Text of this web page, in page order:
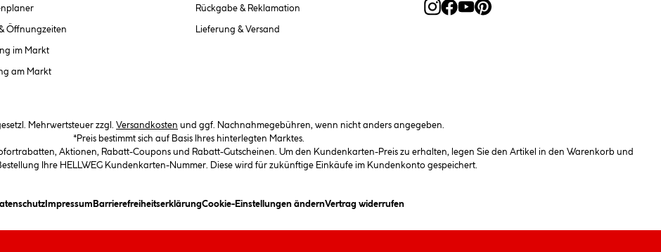
Öffnungzeiten
im Markt
am Markt
Rückgabe & Reklamation
Lieferung & Versand
Mehrwertsteuer zzgl. Versandkosten und ggf. Nachnahmegebühren, wenn nicht anders angegeben.
*Preis bestimmt sich auf Basis Ihres hinterlegten Marktes.
Aktionen, Rabatt-Coupons und Rabatt-Gutscheinen. Um den Kundenkarten-Preis zu erhalten, legen Sie den Artikel in den Warenkorb und
Ihre HELLWEG Kundenkarten-Nummer. Diese wird für zukünftige Einkäufe im Kundenkonto gespeichert.
ein Dialogfeld)
(öffnet ein Dialogfeld)
Impressum(öffnet ein Dialogfeld)
Barrierefreiheitserklärung(öffnet ein Dialogfeld)
Cookie-Einstellungen ändern(öffnet ein Dialogfeld)
Vertrag widerrufen